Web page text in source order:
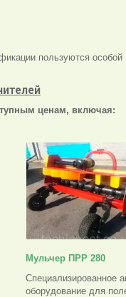
пользуются особой
ценам, включая:
Мульчер ПРР 280
Специализированное
оборудование для